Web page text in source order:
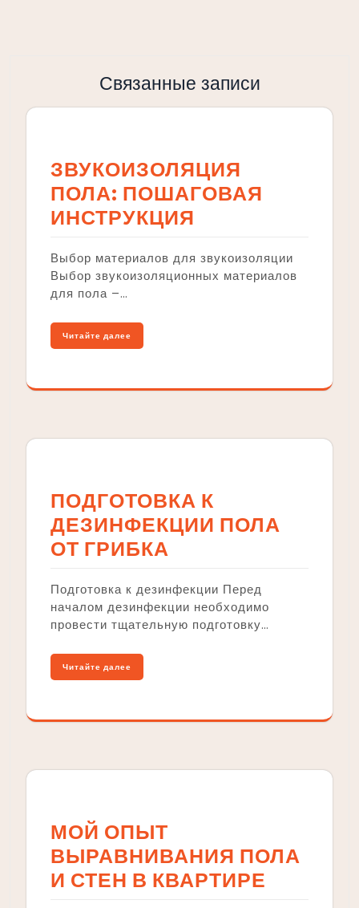
Связанные записи
ЗВУКОИЗОЛЯЦИЯ
ПОЛА: ПОШАГОВАЯ
ИНСТРУКЦИЯ
Выбор материалов для звукоизоляции
Выбор звукоизоляционных материалов
для пола –…
Читайте далее
ПОДГОТОВКА К
ДЕЗИНФЕКЦИИ ПОЛА
ОТ ГРИБКА
Подготовка к дезинфекции Перед
началом дезинфекции необходимо
провести тщательную подготовку…
Читайте далее
МОЙ ОПЫТ
ВЫРАВНИВАНИЯ ПОЛА
И СТЕН В КВАРТИРЕ